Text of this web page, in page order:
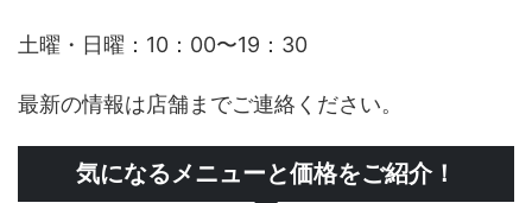
土曜・日曜：10：00〜19：30
最新の情報は店舗までご連絡ください。
気になるメニューと価格をご紹介！